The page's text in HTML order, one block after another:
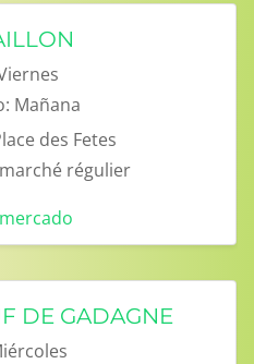
Mañana
des Fetes
marché régulier
DE GADAGNE